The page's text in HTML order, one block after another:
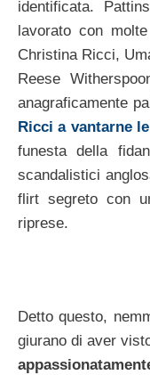
identificata.
lavorato con
Christina Ricci,
Reese
anagraficamente
Ricci a vantarne
funesta della
scandalistici
flirt segreto con
riprese.
Detto questo,
giurano di aver